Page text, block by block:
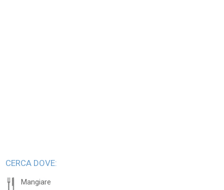
CERCA DOVE:
Mangiare